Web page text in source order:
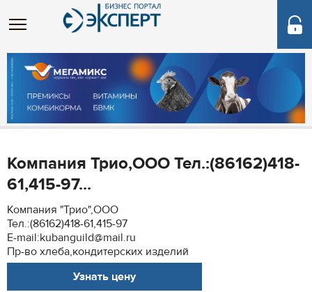
Компания Трио,ООО Тел.:(86162)418-
61,415-97...
Компания "Трио",ООО
Тел.:(86162)418-61,415-97
E-mail:kubanguild@mail.ru
Пр-во хлеба,кондитерских изделий
Узнать цену